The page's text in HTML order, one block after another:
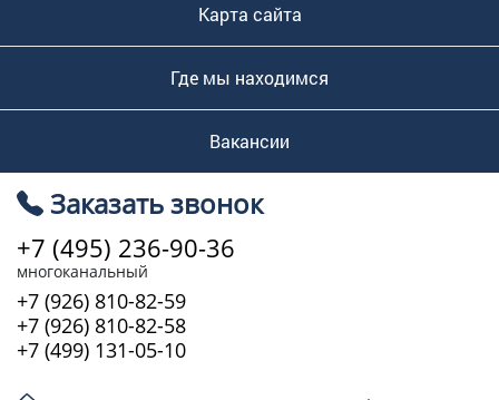
Карта сайта
Где мы находимся
Вакансии
Заказать звонок
+7 (495) 236-90-36
многоканальный
+7 (926) 810-82-59
+7 (926) 810-82-58
+7 (499) 131-05-10